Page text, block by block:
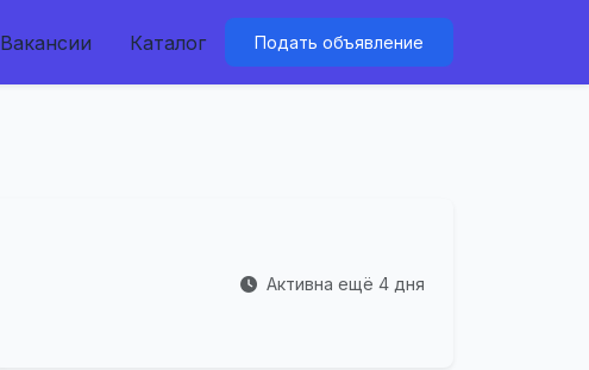
Вакансии Каталог Подать объявление
Активна ещё 4 дня